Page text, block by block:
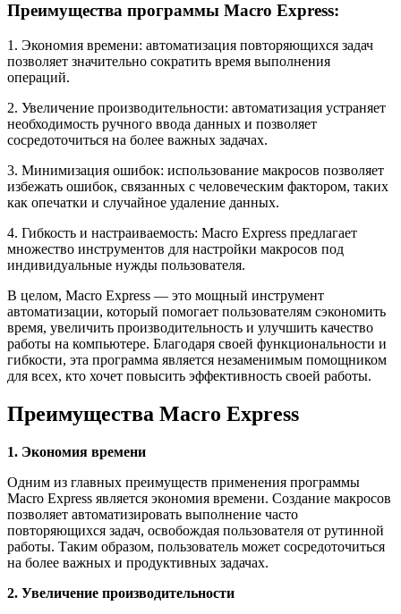
Преимущества программы Macro Express:
1. Экономия времени: автоматизация повторяющихся задач
позволяет значительно сократить время выполнения
операций.
2. Увеличение производительности: автоматизация устраняет
необходимость ручного ввода данных и позволяет
сосредоточиться на более важных задачах.
3. Минимизация ошибок: использование макросов позволяет
избежать ошибок, связанных с человеческим фактором, таких
как опечатки и случайное удаление данных.
4. Гибкость и настраиваемость: Macro Express предлагает
множество инструментов для настройки макросов под
индивидуальные нужды пользователя.
В целом, Macro Express — это мощный инструмент
автоматизации, который помогает пользователям сэкономить
время, увеличить производительность и улучшить качество
работы на компьютере. Благодаря своей функциональности и
гибкости, эта программа является незаменимым помощником
для всех, кто хочет повысить эффективность своей работы.
Преимущества Macro Express
1. Экономия времени
Одним из главных преимуществ применения программы
Macro Express является экономия времени. Создание макросов
позволяет автоматизировать выполнение часто
повторяющихся задач, освобождая пользователя от рутинной
работы. Таким образом, пользователь может сосредоточиться
на более важных и продуктивных задачах.
2. Увеличение производительности